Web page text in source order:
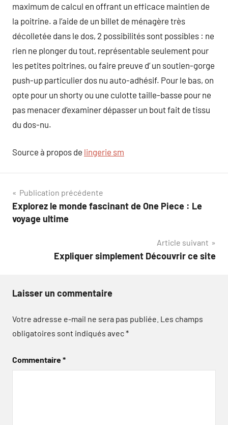
maximum de calcul en offrant un efficace maintien de
la poitrine. a l’aide de un billet de ménagère très
décolletée dans le dos, 2 possibilités sont possibles : ne
rien ne plonger du tout, représentable seulement pour
les petites poitrines, ou faire preuve d’ un soutien-gorge
push-up particulier dos nu auto-adhésif. Pour le bas, on
opte pour un shorty ou une culotte taille-basse pour ne
pas menacer d’examiner dépasser un bout fait de tissu
du dos-nu.
Source à propos de lingerie sm
Navigation
de
Publication précédente
Explorez le monde fascinant de One Piece : Le
voyage ultime
Article suivant
Expliquer simplement Découvrir ce site
Laisser un commentaire
Votre adresse e-mail ne sera pas publiée. Les champs
obligatoires sont indiqués avec*
Commentaire*